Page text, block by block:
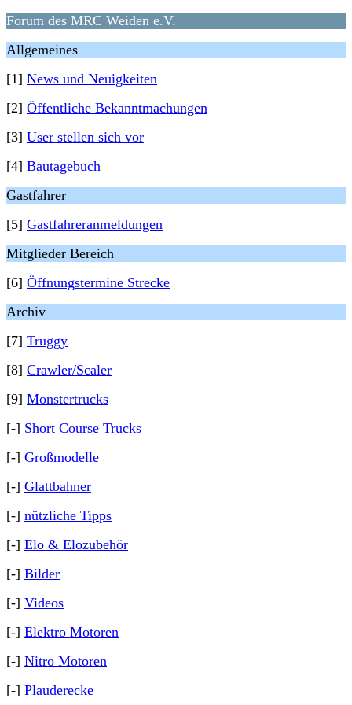
Forum des MRC Weiden e.V.
Allgemeines
[1] News und Neuigkeiten
[2] Öffentliche Bekanntmachungen
[3] User stellen sich vor
[4] Bautagebuch
Gastfahrer
[5] Gastfahreranmeldungen
Mitglieder Bereich
[6] Öffnungstermine Strecke
Archiv
[7] Truggy
[8] Crawler/Scaler
[9] Monstertrucks
[-] Short Course Trucks
[-] Großmodelle
[-] Glattbahner
[-] nützliche Tipps
[-] Elo & Elozubehör
[-] Bilder
[-] Videos
[-] Elektro Motoren
[-] Nitro Motoren
[-] Plauderecke